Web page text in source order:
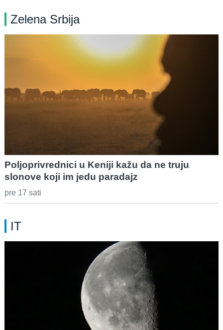
Zelena Srbija
Poljoprivrednici u Keniji kažu da ne truju
slonove koji im jedu paradajz
pre 17 sati
IT